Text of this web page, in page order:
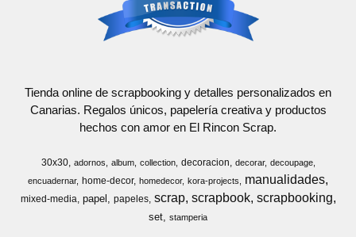
Tienda online de scrapbooking y detalles personalizados en
Canarias. Regalos únicos, papelería creativa y productos
hechos con amor en El Rincon Scrap.
30x30 adornos album collection decoracion decorar
decoupage
encuadernar
home-decor homedecor kora-projects manualidades
mixed-media papel papeles scrap scrapbook scrapbooking
set stamperia